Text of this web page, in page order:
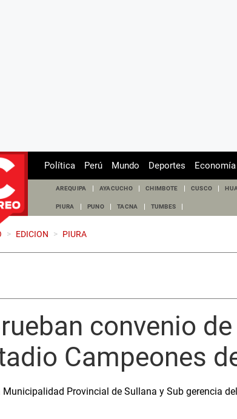
Política Perú Mundo Deportes Economía
AREQUIPA AYACUCHO CHIMBOTE CUSCO
PIURA PUNO TACNA TUMBES
> EDICION > PIURA
convenio
Campeones
Municipalidad Provincial de Sullana y Sub gerencia